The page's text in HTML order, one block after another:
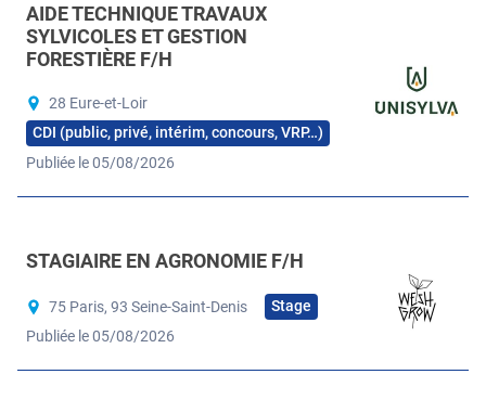
AIDE TECHNIQUE TRAVAUX
SYLVICOLES ET GESTION
FORESTIÈRE F/H
28 Eure-et-Loir
CDI (public, privé, intérim, concours, VRP…)
Publiée le 05/08/2026
STAGIAIRE EN AGRONOMIE F/H
75 Paris, 93 Seine-Saint-Denis
Stage
Publiée le 05/08/2026